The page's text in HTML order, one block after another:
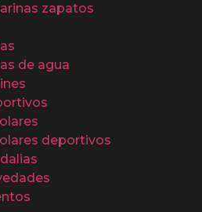
zapatos
de agua
deportivos